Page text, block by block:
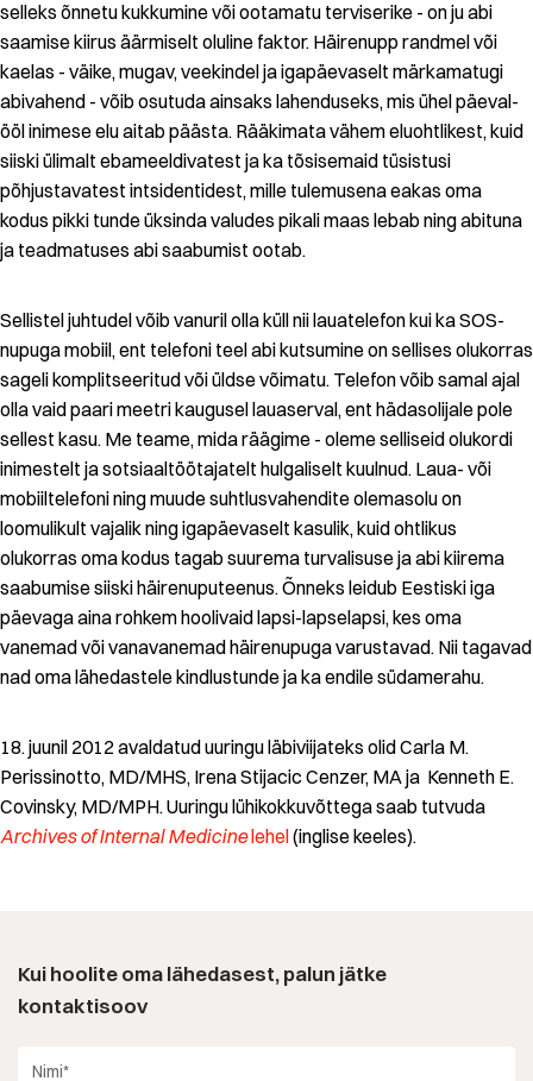
selleks õnnetu kukkumine või ootamatu terviserike - on ju abi
saamise kiirus äärmiselt oluline faktor. Häirenupp randmel või
kaelas - väike, mugav, veekindel ja igapäevaselt märkamatugi
abivahend - võib osutuda ainsaks lahenduseks, mis ühel päeval-
ööl inimese elu aitab päästa. Rääkimata vähem eluohtlikest, kuid
siiski ülimalt ebameeldivatest ja ka tõsisemaid tüsistusi
põhjustavatest intsidentidest, mille tulemusena eakas oma
kodus pikki tunde üksinda valudes pikali maas lebab ning abituna
ja teadmatuses abi saabumist ootab.
Sellistel juhtudel võib vanuril olla küll nii lauatelefon kui ka SOS-
nupuga mobiil, ent telefoni teel abi kutsumine on sellises olukorras
sageli komplitseeritud või üldse võimatu. Telefon võib samal ajal
olla vaid paari meetri kaugusel lauaserval, ent hädasolijale pole
sellest kasu. Me teame, mida räägime - oleme selliseid olukordi
inimestelt ja sotsiaaltöötajatelt hulgaliselt kuulnud. Laua- või
mobiiltelefoni ning muude suhtlusvahendite olemasolu on
loomulikult vajalik ning igapäevaselt kasulik, kuid ohtlikus
olukorras oma kodus tagab suurema turvalisuse ja abi kiirema
saabumise siiski häirenuputeenus. Õnneks leidub Eestiski iga
päevaga aina rohkem hoolivaid lapsi-lapselapsi, kes oma
vanemad või vanavanemad häirenupuga varustavad. Nii tagavad
nad oma lähedastele kindlustunde ja ka endile südamerahu.
18. juunil 2012 avaldatud uuringu läbiviijateks olid Carla M.
Perissinotto, MD/MHS, Irena Stijacic Cenzer, MA ja Kenneth E.
Covinsky, MD/MPH. Uuringu lühikokkuvõttega saab tutvuda
Archives of Internal Medicinelehel(inglise keeles).
Kui hoolite oma lähedasest, palun jätke
kontaktisoov